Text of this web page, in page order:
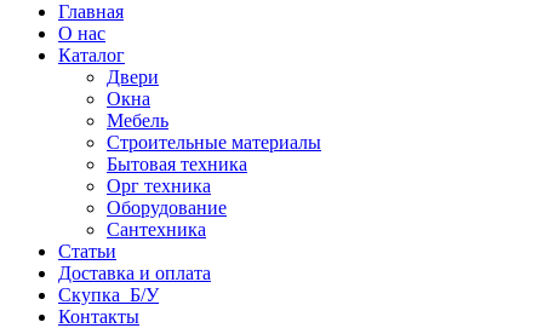
Главная
О нас
Каталог
Двери
Окна
Мебель
Строительные материалы
Бытовая техника
Орг техника
Оборудование
Сантехника
Статьи
Доставка и оплата
Скупка Б/У
Контакты